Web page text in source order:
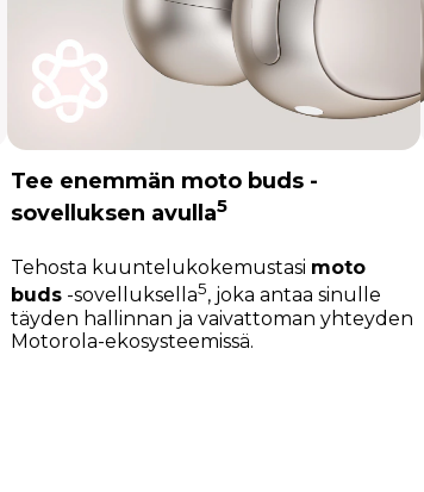
Tee enemmän moto buds -
sovelluksen avulla5
Tehosta kuuntelukokemustasi moto
buds -sovelluksella5, joka antaa sinulle
täyden hallinnan ja vaivattoman yhteyden
Motorola-ekosysteemissä.